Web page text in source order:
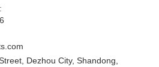
Dezhou City, Shandong,